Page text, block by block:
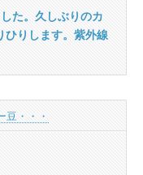
た。久しぶりのカ
ひりします。紫外線
・・・